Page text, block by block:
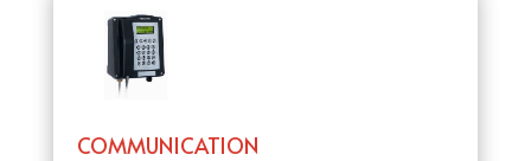
COMMUNICATION